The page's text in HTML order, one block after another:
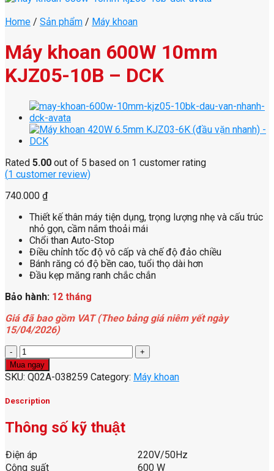
Home / Sản phẩm / Máy khoan
Máy khoan 600W 10mm
KJZ05-10B – DCK
Rated 5.00 out of 5 based on 1 customer rating
(1 customer review)
740.000 ₫
Thiết kế thân máy tiện dụng, trọng lượng nhẹ và cấu trúc
nhỏ gọn, cầm nắm thoải mái
Chổi than Auto-Stop
Điều chỉnh tốc độ vô cấp và chế độ đảo chiều
Bánh răng có độ bền cao, tuổi thọ dài hơn
Đầu kẹp măng ranh chắc chắn
Bảo hành: 12 tháng
Giá đã bao gồm VAT (Theo bảng giá niêm yết ngày
15/04/2026)
Máy
khoan
600W
10mm
KJZ05-
10B
DCK
Mua ngay
SKU: Q02A-038259 Category: Máy khoan
Description
Thông số kỹ thuật
Điện áp
220V/50Hz
Công suất
600 W